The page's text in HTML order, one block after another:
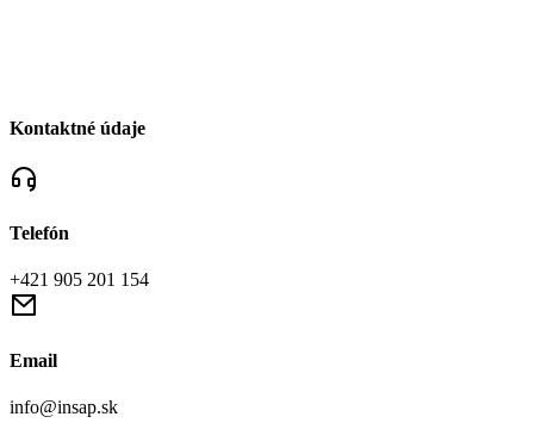
Kontaktné údaje
Telefón
+421 905 201 154
Email
info@insap.sk